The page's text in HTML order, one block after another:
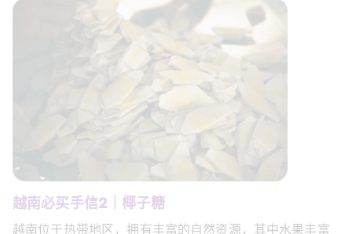
越南必买手信2｜椰子糖
越南位于热带地区，拥有丰富的自然资源，其中水果丰富